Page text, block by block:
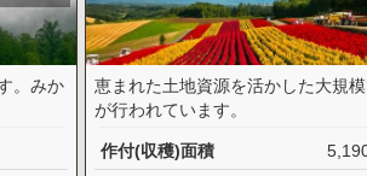
。みか
恵まれた土地資源を活かした大規
が行われています。
作付(収穫)面積